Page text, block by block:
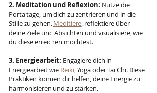
2. Meditation und Reflexion: Nutze die
Portaltage, um dich zu zentrieren und in die
Stille zu gehen. Meditiere, reflektiere über
deine Ziele und Absichten und visualisiere, wie
du diese erreichen möchtest.
3. Energiearbeit: Engagiere dich in
Energiearbeit wie Reiki, Yoga oder Tai Chi. Diese
Praktiken können dir helfen, deine Energie zu
harmonisieren und zu stärken.